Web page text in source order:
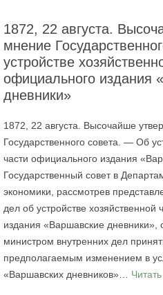
1872, 22 августа.
мнение
устройстве
официального издания
дневники»
1872, 22 августа. Высочайше
Государственного совета. — Об
части официального издания
Государственный совет в
экономики, рассмотрев
дел об устройстве хозяйственной
издания «Варшавские дневники»,
министром внутренних дел
предполагаемым изменением в
«Варшавских дневников»…